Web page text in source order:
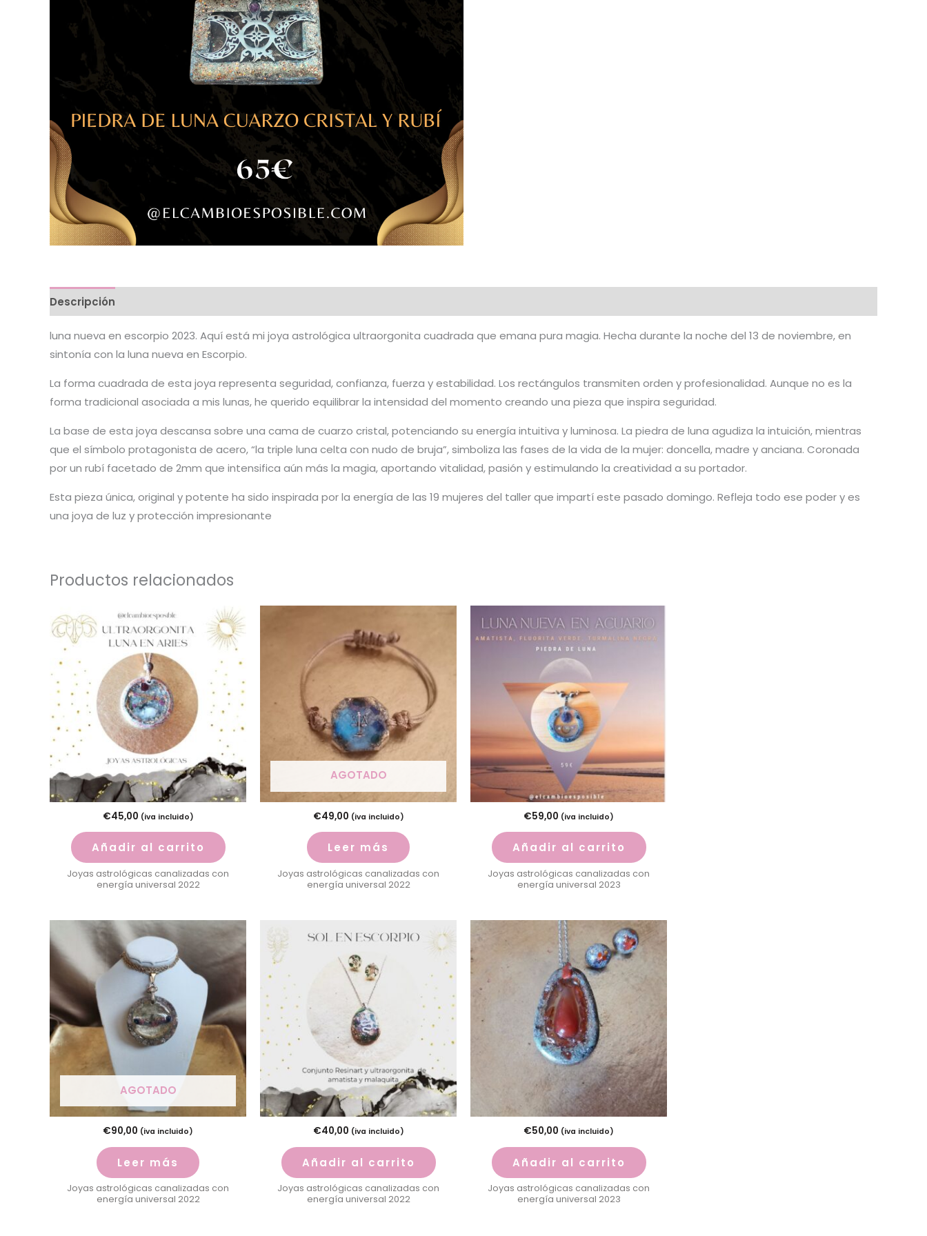
Descripción
luna nueva en escorpio 2023. Aquí está mi joya astrológica ultraorgonita cuadrada que emana pura magia. Hecha durante la noche del 13 de noviembre, en
sintonía con la luna nueva en Escorpio.
La forma cuadrada de esta joya representa seguridad, confianza, fuerza y estabilidad. Los rectángulos transmiten orden y profesionalidad. Aunque no es la
forma tradicional asociada a mis lunas, he querido equilibrar la intensidad del momento creando una pieza que inspira seguridad.
La base de esta joya descansa sobre una cama de cuarzo cristal, potenciando su energía intuitiva y luminosa. La piedra de luna agudiza la intuición, mientras
que el símbolo protagonista de acero, “la triple luna celta con nudo de bruja”, simboliza las fases de la vida de la mujer: doncella, madre y anciana. Coronada
por un rubí facetado de 2mm que intensifica aún más la magia, aportando vitalidad, pasión y estimulando la creatividad a su portador.
Esta pieza única, original y potente ha sido inspirada por la energía de las 19 mujeres del taller que impartí este pasado domingo. Refleja todo ese poder y es
una joya de luz y protección impresionante
Productos relacionados
€45,00 (iva incluido)
Añadir al carrito
Joyas astrológicas canalizadas con
energía universal 2022
AGOTADO
€49,00 (iva incluido)
Leer más
Joyas astrológicas canalizadas con
energía universal 2022
€59,00 (iva incluido)
Añadir al carrito
Joyas astrológicas canalizadas con
energía universal 2023
AGOTADO
€90,00 (iva incluido)
Leer más
Joyas astrológicas canalizadas con
energía universal 2022
€40,00 (iva incluido)
Añadir al carrito
Joyas astrológicas canalizadas con
energía universal 2022
€50,00 (iva incluido)
Añadir al carrito
Joyas astrológicas canalizadas con
energía universal 2023